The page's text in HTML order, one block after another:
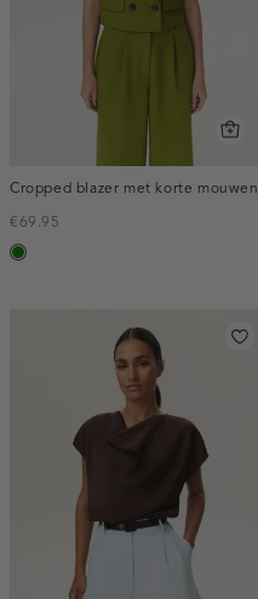
Cropped blazer met korte mouwen
€69.95
groen